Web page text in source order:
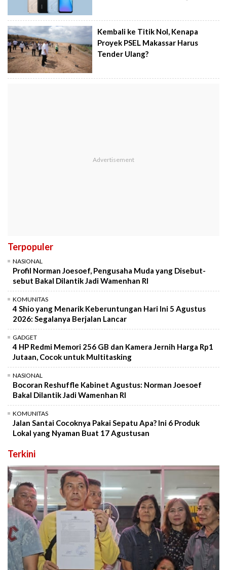
Kembali ke Titik Nol, Kenapa
Proyek PSEL Makassar Harus
Tender Ulang?
Terpopuler
NASIONAL
Profil Norman Joesoef, Pengusaha Muda yang Disebut-
sebut Bakal Dilantik Jadi Wamenhan RI
KOMUNITAS
4 Shio yang Menarik Keberuntungan Hari Ini 5 Agustus
2026: Segalanya Berjalan Lancar
GADGET
4 HP Redmi Memori 256 GB dan Kamera Jernih Harga Rp1
Jutaan, Cocok untuk Multitasking
NASIONAL
Bocoran Reshuffle Kabinet Agustus: Norman Joesoef
Bakal Dilantik Jadi Wamenhan RI
KOMUNITAS
Jalan Santai Cocoknya Pakai Sepatu Apa? Ini 6 Produk
Lokal yang Nyaman Buat 17 Agustusan
Terkini